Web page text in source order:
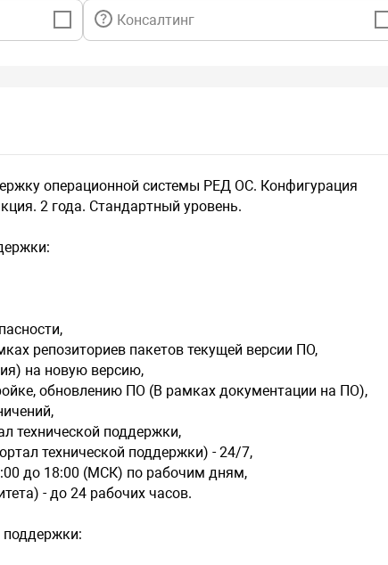
каналы
режим
режим
(24/7 для
анализ
решение
версии
Консалтинг
операционной системы РЕД ОС. Конфигурация
2 года. Стандартный уровень.
репозиториев пакетов текущей версии ПО,
на новую версию,
обновлению ПО (B рамках документации на ПО),
технической поддержки,
технической поддержки) - 24/7,
до 18:00 (МСК) по рабочим дням,
- до 24 рабочих часов.
поддержки: